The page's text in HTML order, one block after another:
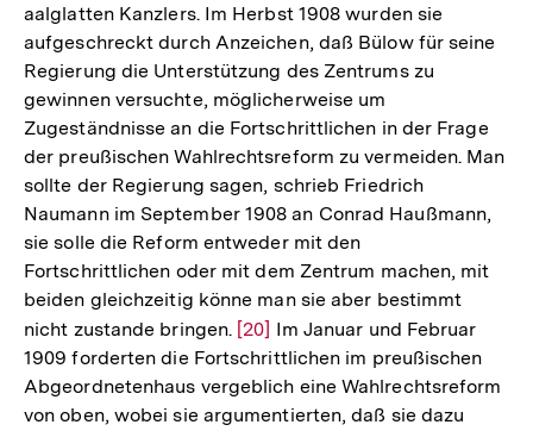
aalglatten Kanzlers. Im Herbst 1908 wurden sie
aufgeschreckt durch Anzeichen, daß Bülow für seine
Regierung die Unterstützung des Zentrums zu
gewinnen versuchte, möglicherweise um
Zugeständnisse an die Fortschrittlichen in der Frage
der preußischen Wahlrechtsreform zu vermeiden. Man
sollte der Regierung sagen, schrieb Friedrich
Naumann im September 1908 an Conrad Haußmann,
sie solle die Reform entweder mit den
Fortschrittlichen oder mit dem Zentrum machen, mit
beiden gleichzeitig könne man sie aber bestimmt
nicht zustande bringen. Zur
Auflösung
der
Fußnote
[20] Im Januar und Februar
1909 forderten die Fortschrittlichen im preußischen
Abgeordnetenhaus vergeblich eine Wahlrechtsreform
von oben, wobei sie argumentierten, daß sie dazu